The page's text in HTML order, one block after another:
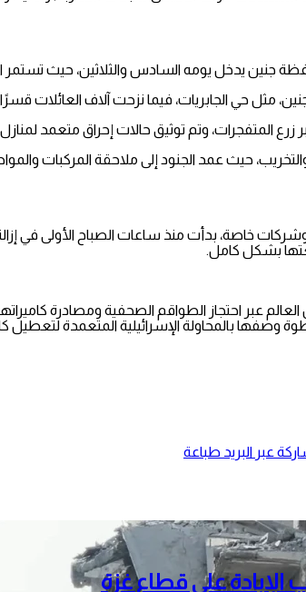
يدخل يومه السادس والثلاثين، حيث تستمر
مثل حي الجابريات، فيما نزحت آلاف العائلات
زرع المتفجرات، وتم توثيق حالات إحراق متعمد
حيث عمد الجنود إلى ملاحقة المركبات
خاصة، بدأت منذ ساعات الصباح الأولى في إزالة
بشكل كامل.
عبر احتجاز الطواقم الصحفية ومصادرة
وصفها بالمحاولة الإسرائيلية المتعمدة لتعطيل
عبر البريد طباعة